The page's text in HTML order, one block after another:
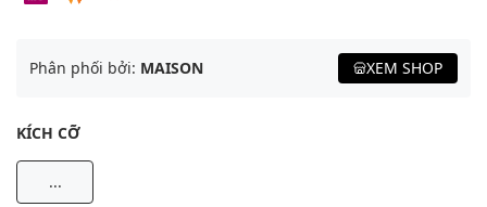
Phân phối bởi: MAISON XEM SHOP
KÍCH CỠ
...